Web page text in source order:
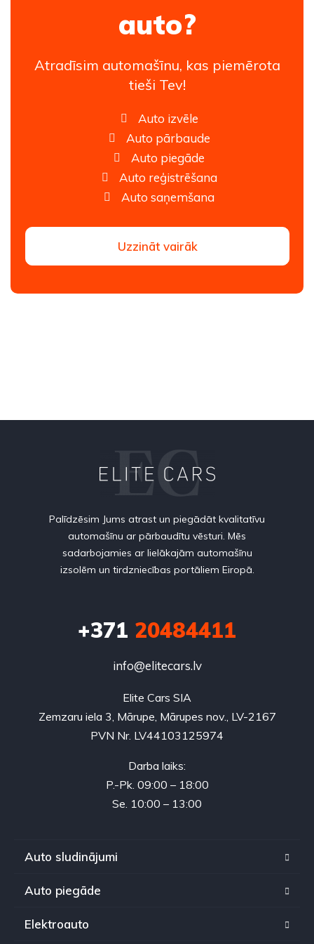
auto?
Atradīsim automašīnu, kas piemērota
tieši Tev!
Auto izvēle
Auto pārbaude
Auto piegāde
Auto reģistrēšana
Auto saņemšana
Uzzināt vairāk
Palīdzēsim Jums atrast un piegādāt kvalitatīvu
automašīnu ar pārbaudītu vēsturi. Mēs
sadarbojamies ar lielākajām automašīnu
izsolēm un tirdzniecības portāliem Eiropā.
+371 20484411
info@elitecars.lv
Elite Cars SIA
Zemzaru iela 3, Mārupe, Mārupes nov., LV-2167
PVN Nr. LV44103125974
Darba laiks:
P.-Pk. 09:00 – 18:00
Se. 10:00 – 13:00
Auto sludinājumi
Auto piegāde
Elektroauto